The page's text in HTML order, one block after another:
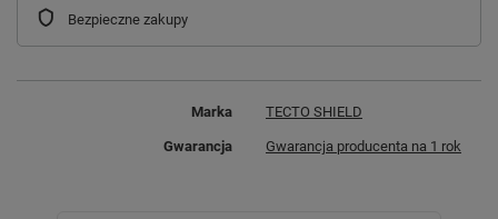
Bezpieczne zakupy
Marka TECTO SHIELD
Gwarancja Gwarancja producenta na 1 rok